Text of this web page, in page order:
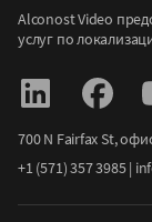
Alconost Video
услуг по
700 N Fairfax St,
+1 (571) 357 3985|